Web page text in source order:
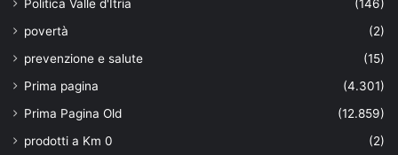
Politica Valle d'Itria
(146)
povertà
(2)
prevenzione e salute
(15)
Prima pagina
(4.301)
Prima Pagina Old
(12.859)
prodotti a Km 0
(2)